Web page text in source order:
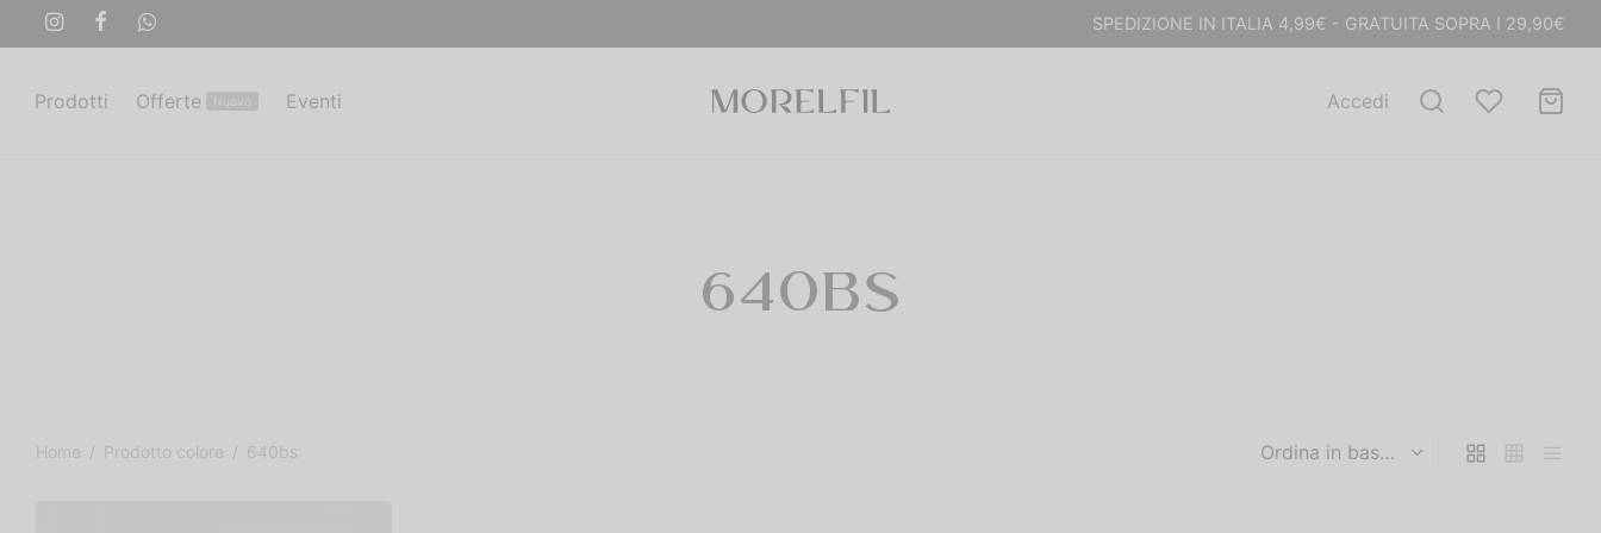
SPEDIZIONE IN ITALIA 4,99€ - GRATUITA SOPRA I 29,90€
Prodotti Offerte Eventi Accedi
640BS
Home / Prodotto colore / 640bs